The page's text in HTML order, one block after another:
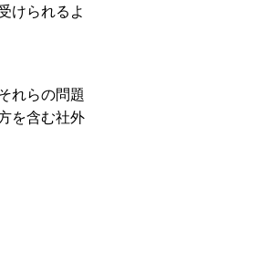
けられるよ
れらの問題
を含む社外